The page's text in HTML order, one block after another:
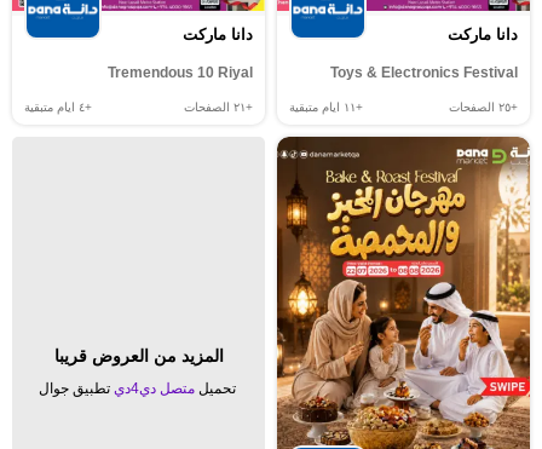
دانا ماركت
Toys & Electronics Festival
+٢٥ الصفحات +١١ ايام متبقية
دانا ماركت
Tremendous 10 Riyal
+٢١ الصفحات +٤ ايام متبقية
المزيد من العروض قريبا
تحميل متصل دي4دي تطبيق جوال